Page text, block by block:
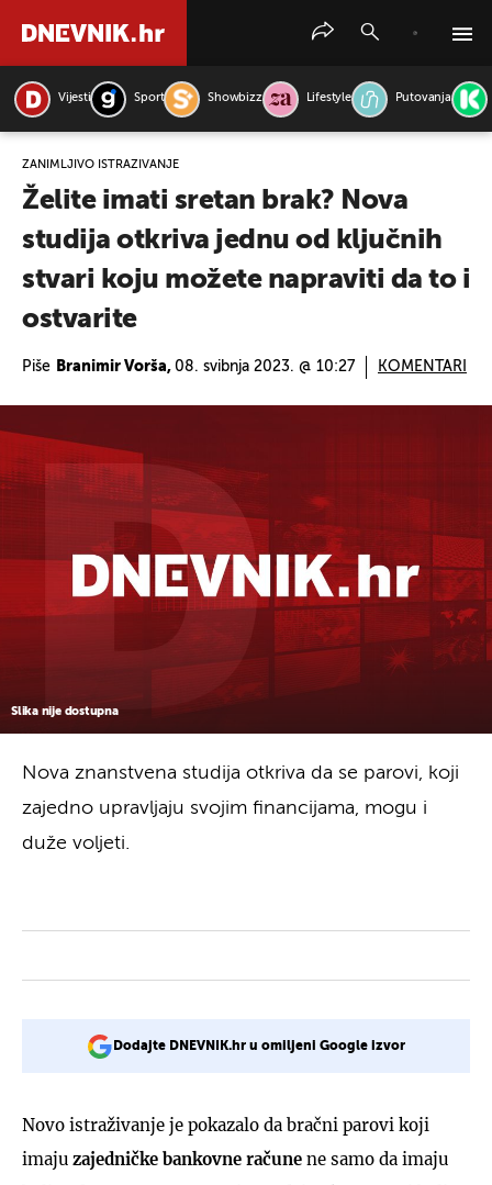
Vijesti Sport Showbizz Lifestyle Putovanja
ZANIMLJIVO ISTRAŽIVANJE
Želite imati sretan brak? Nova
studija otkriva jednu od ključnih
stvari koju možete napraviti da to i
ostvarite
Piše Branimir Vorša, 08. svibnja 2023. @ 10:27 KOMENTARI
Slika nije dostupna
Nova znanstvena studija otkriva da se parovi, koji
zajedno upravljaju svojim financijama, mogu i
duže voljeti.
Dodajte DNEVNIK.hr u omiljeni Google izvor
Novo istraživanje je pokazalo da bračni parovi koji
imaju zajedničke bankovne račune ne samo da imaju
PRETRAŽITE VIJESTI